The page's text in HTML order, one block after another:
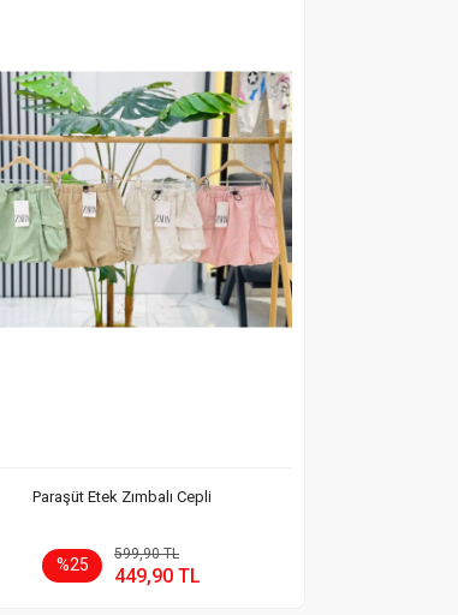
Paraşüt Etek Zımbalı Cepli
%25
599,90 TL
449,90 TL
Sepete Ekle